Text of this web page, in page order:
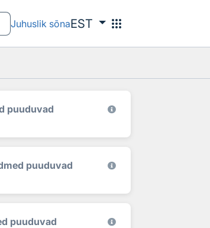
Juhuslik sõnaEST apps
puuduvad
puuduvad
puuduvad